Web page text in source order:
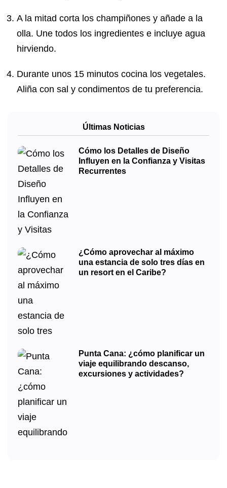
A la mitad corta los champiñones y añade a la
olla. Une todos los ingredientes e incluye agua
hirviendo.
Durante unos 15 minutos cocina los vegetales.
Aliña con sal y condimentos de tu preferencia.
Últimas Noticias
Cómo los Detalles de Diseño
Influyen en la Confianza y Visitas
Recurrentes
¿Cómo aprovechar al máximo
una estancia de solo tres días en
un resort en el Caribe?
Punta Cana: ¿cómo planificar un
viaje equilibrando descanso,
excursiones y actividades?